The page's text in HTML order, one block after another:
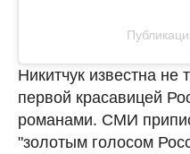
Никитчук известна не
первой красавицей
романами. СМИ
"золотым голосом